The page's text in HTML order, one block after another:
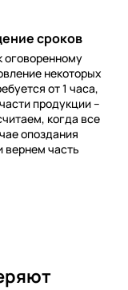
сроков
оговоренному
некоторых
от 1 часа,
продукции –
когда все
опоздания
вернем часть